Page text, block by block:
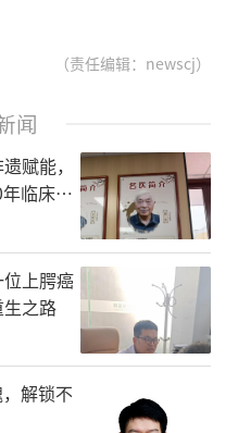
（责任编辑：newscj）
闻
赋能，
临床经
上腭癌
之路
解锁不